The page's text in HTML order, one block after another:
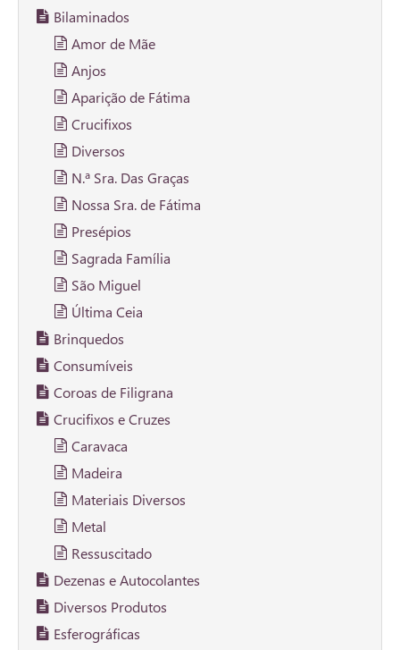
Bilaminados
Amor de Mãe
Anjos
Aparição de Fátima
Crucifixos
Diversos
N.ª Sra. Das Graças
Nossa Sra. de Fátima
Presépios
Sagrada Família
São Miguel
Última Ceia
Brinquedos
Consumíveis
Coroas de Filigrana
Crucifixos e Cruzes
Caravaca
Madeira
Materiais Diversos
Metal
Ressuscitado
Dezenas e Autocolantes
Diversos Produtos
Esferográficas